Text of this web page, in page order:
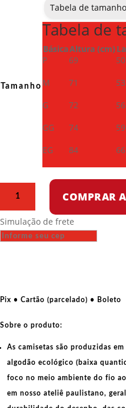
Tamanho
Tabela de
Tabela de
BásicaAltura (cm)
P
69
50
M
71
53
G
72
56
GG
74
59
EG
84 66
-
O
direita
COMPRAR
Simulação de frete
Pix • Cartão (parcelado) • Boleto
Sobre o produto:
As camisetas são produzidas
algodão ecológico (baixa
foco no meio ambiente do fio
em nosso ateliê paulistano,